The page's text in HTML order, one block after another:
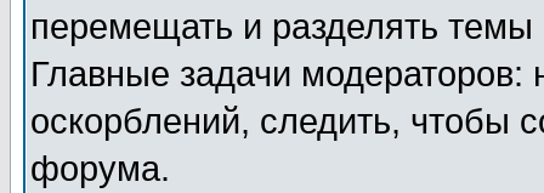
перемещать и разделять
Главные задачи
оскорблений, следить, чтобы
форума.